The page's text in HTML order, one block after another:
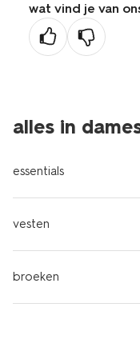
wat vind je van
alles in
essentials
vesten
broeken